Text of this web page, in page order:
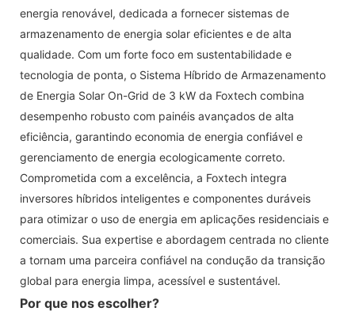
energia renovável, dedicada a fornecer sistemas de
armazenamento de energia solar eficientes e de alta
qualidade. Com um forte foco em sustentabilidade e
tecnologia de ponta, o Sistema Híbrido de Armazenamento
de Energia Solar On-Grid de 3 kW da Foxtech combina
desempenho robusto com painéis avançados de alta
eficiência, garantindo economia de energia confiável e
gerenciamento de energia ecologicamente correto.
Comprometida com a excelência, a Foxtech integra
inversores híbridos inteligentes e componentes duráveis ​​
para otimizar o uso de energia em aplicações residenciais e
comerciais. Sua expertise e abordagem centrada no cliente
a tornam uma parceira confiável na condução da transição
global para energia limpa, acessível e sustentável.
Por que nos escolher?